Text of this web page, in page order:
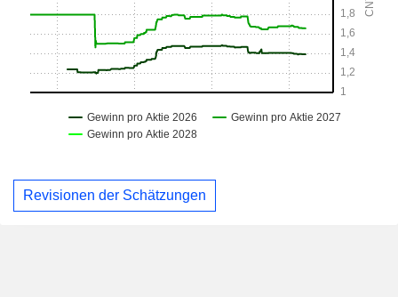
Revisionen der Schätzungen